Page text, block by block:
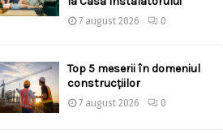
7 august 2026 0
Top 5 meserii în domeniul
construcțiilor
7 august 2026 0